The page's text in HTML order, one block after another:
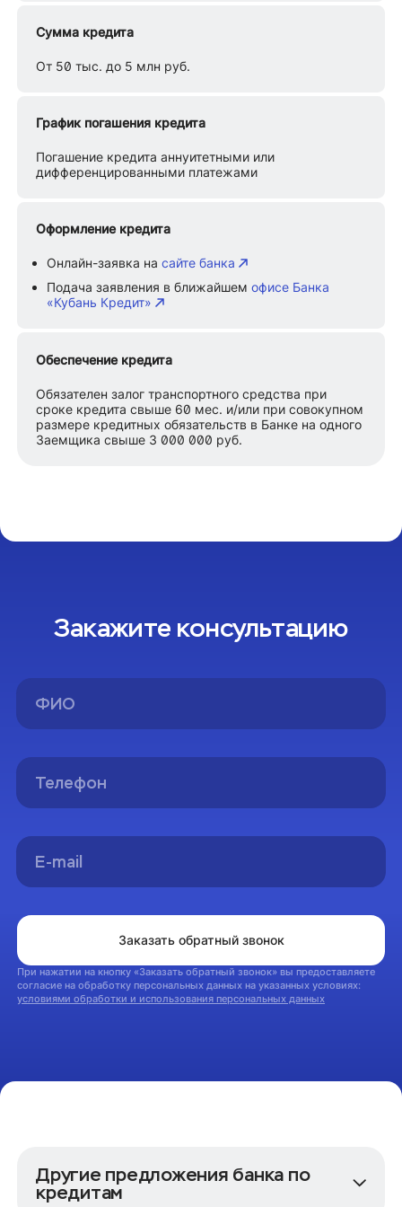
Сумма кредита
От 50 тыс. до 5 млн руб.
График погашения кредита
Погашение кредита аннуитетными или
дифференцированными платежами
Оформление кредита
Онлайн-заявка насайте банка
Подача заявления в ближайшемофисе Банка
«Кубань Кредит»
Обеспечение кредита
Обязателен залог транспортного средства при
сроке кредита свыше 60 мес. и/или при совокупном
размере кредитных обязательств в Банке на одного
Заемщика свыше 3 000 000 руб.
Закажите консультацию
При нажатии на кнопку «Заказать обратный звонок» вы предоставляете
согласие на обработку персональных данных на указанных условиях:
условиями обработки и использования персональных данных
Заказать обратный звонок
На главную
Другие предложения банка по
кредитам